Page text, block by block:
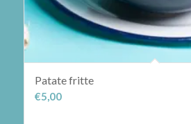
Patate fritte
€5,00